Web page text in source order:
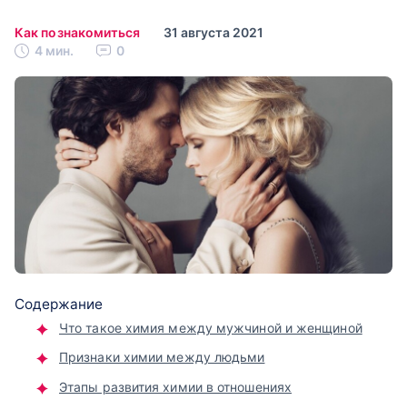
Как познакомиться
31 августа 2021
4 мин.
0
Содержание
Что такое химия между мужчиной и женщиной
Признаки химии между людьми
Этапы развития химии в отношениях